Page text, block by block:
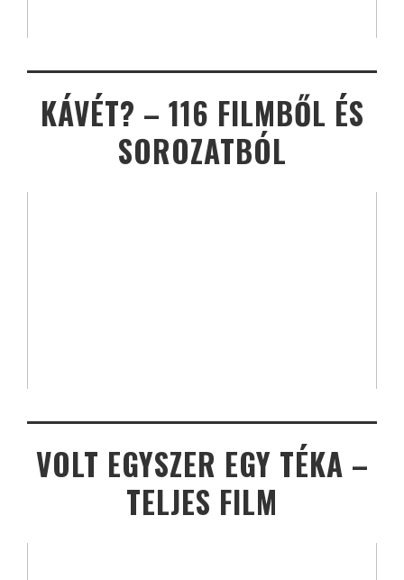
KÁVÉT? – 116 FILMBŐL ÉS
SOROZATBÓL
VOLT EGYSZER EGY TÉKA –
TELJES FILM